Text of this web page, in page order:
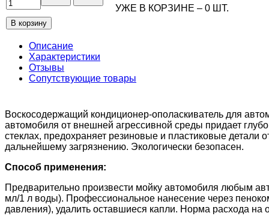
УЖЕ В КОРЗИНЕ – 0 ШТ.
Описание
Характеристики
Отзывы
Сопутствующие товары
Воскосодержащий кондиционер-ополаскиватель для
автомобиля от внешней агрессивной среды придает
стеклах, предохраняет резиновые и пластиковые
дальнейшему загрязнению. Экологически безопасен.
Способ применения:
Предварительно произвести мойку автомобиля любым
мл/1 л воды). Профессиональное нанесение через
давления), удалить оставшиеся капли. Норма расхода на